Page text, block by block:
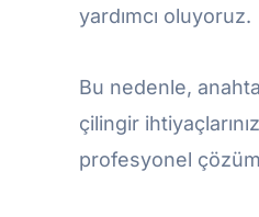
yardımcı oluyoruz.
Bu nedenle,
çilingir
profesyonel